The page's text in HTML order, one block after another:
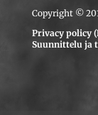
Copyright ©
Privacy policy
Suunnittelu ja